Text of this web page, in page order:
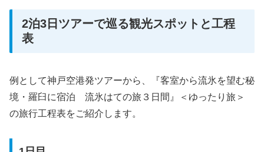
2泊3日ツアーで巡る観光スポットと工程
表
例として神戸空港発ツアーから、『客室から流氷を望む秘
境・羅臼に宿泊 流氷はての旅３日間』＜ゆったり旅＞
の旅行工程表をご紹介します。